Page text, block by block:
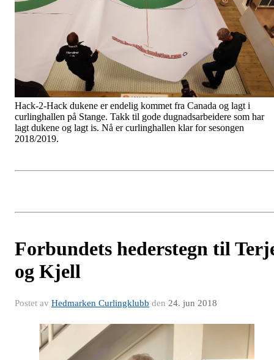
Hack-2-Hack dukene er endelig kommet fra Canada og lagt i
curlinghallen på Stange. Takk til gode dugnadsarbeidere som har
lagt dukene og lagt is. Nå er curlinghallen klar for sesongen
2018/2019.
Forbundets hederstegn til
og Kjell
Postet av Hedmarken Curlingklubb den 24. jun 2018